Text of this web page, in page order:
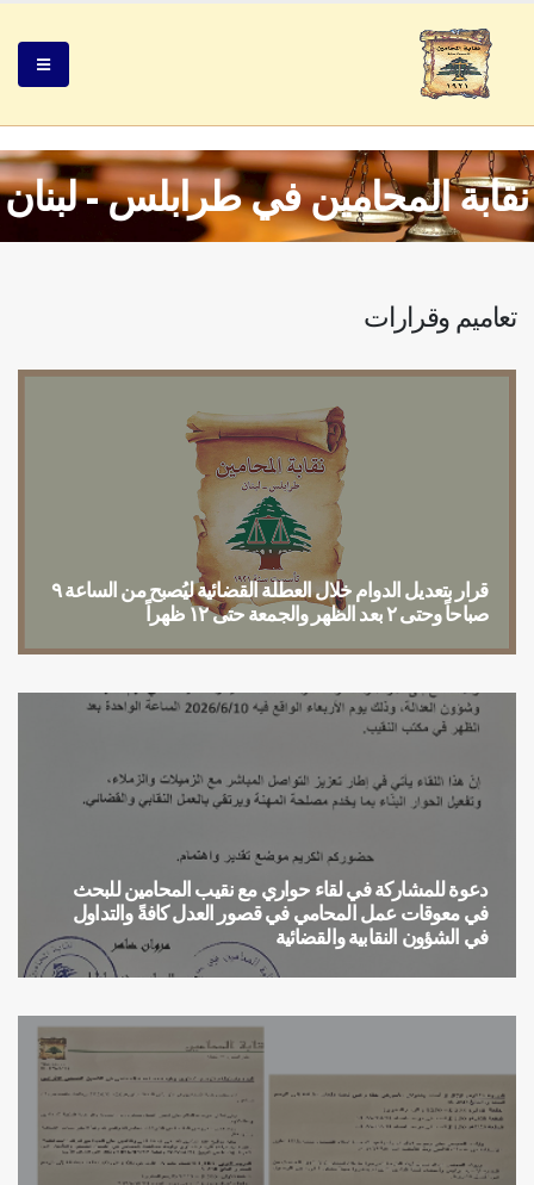
نقابة المحامين في طرابلس - لبنان
تعاميم وقرارات
قرار بتعديل الدوام خلال العطلة القضائية ليُصبح من الساعة ٩
صباحاً وحتى ٢ بعد الظهر والجمعة حتى ١٢ ظهراً
قرار مجلس نقابة
دعوة للمشاركة في لقاء حواري مع نقيب المحامين للبحث
في معوقات عمل المحامي في قصور العدل كافةً والتداول
في الشؤون النقابية والقضائية